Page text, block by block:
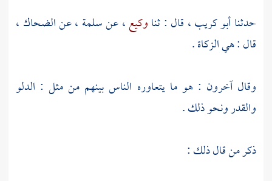
حدثناأبو كريب ، قال : ثناوكيع، عنسلمة ، عنالضحاك ،
قال : هي الزكاة .
وقال آخرون : هو ما يتعاوره الناس بينهم من مثل : الدلو
والقدر ونحو ذلك .
ذكر من قال ذلك :